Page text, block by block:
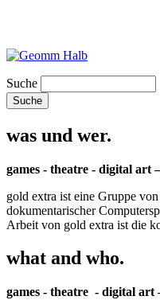
Suche
was und wer.
games - theatre - digital art
gold extra ist eine Gruppe
dokumentarischer
Arbeit von gold extra ist die
what and who.
games - theatre - digital art